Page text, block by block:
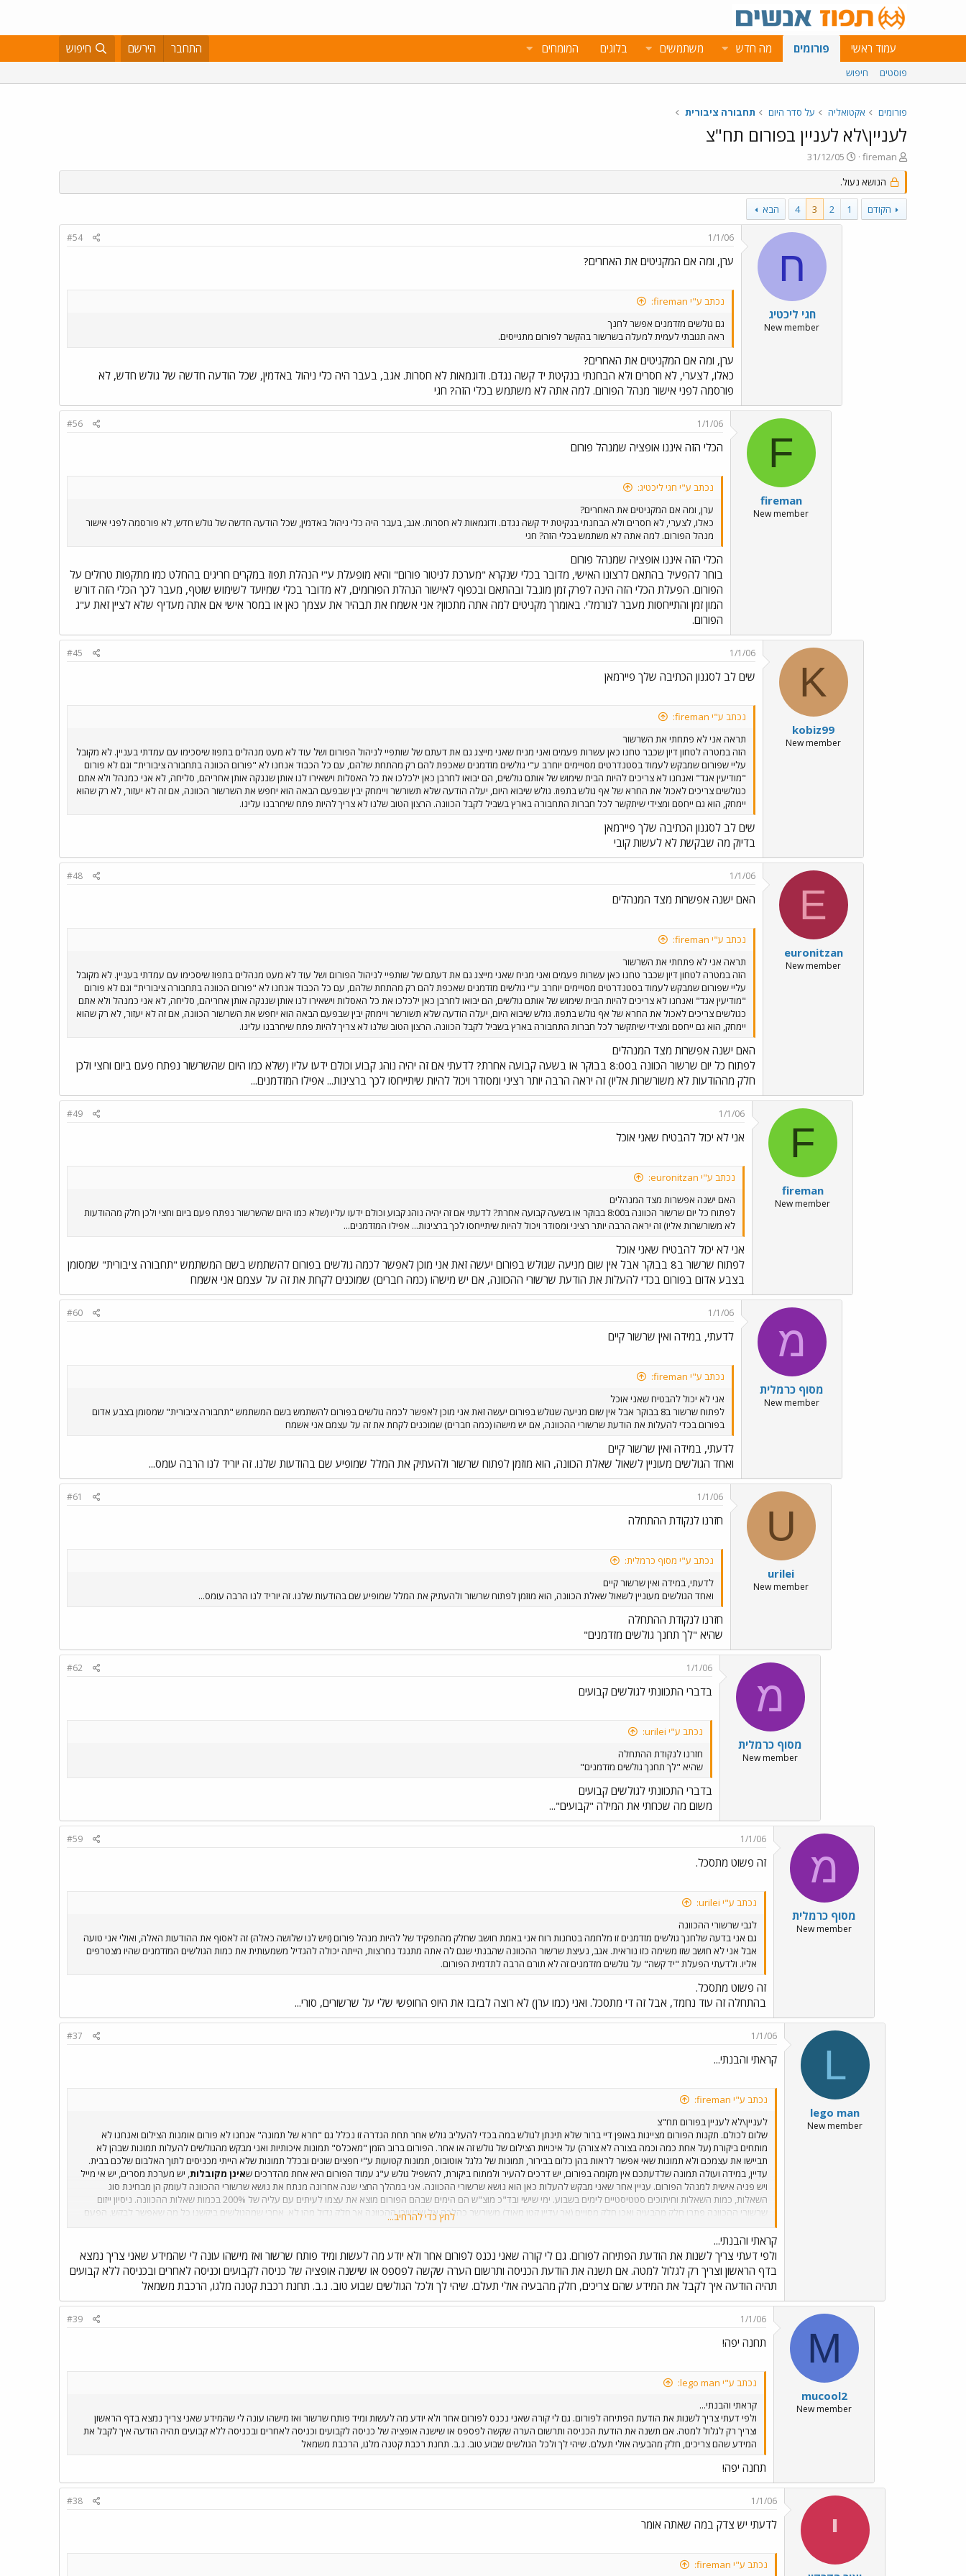
עמוד ראשי פורומים מה חדש משתמשים בלוגים המומחים התחבר הירשם חיפוש
פוסטים חיפוש
פורומים אקטואליה על סדר היום תחבורה ציבורית
לעניין\לא לעניין בפורום תח"צ
פ
ו
ת
ח
ה
נ
fireman
פ
ו
ר
ס
ב
31/12/05
הנושא נעול.
הקודם 1
2
3
4 הבא
ח
חגי ליכטיג
New member
1/1/06
#54
ערן, ומה אם המקניטים את האחרים?
נכתב ע"י fireman:
גם גולשים מזדמנים אפשר לחנך
ראה תגובתי לעמית למעלה בשרשור בהקשר לפורום מתגייסים.
ערן, ומה אם המקניטים את האחרים?
כאלו, לצערי, לא חסרים ולא הבחנתי בנקיטת יד קשה נגדם. ודוגמאות לא חסרות. אגב, בעבר היה כלי ניהול באדמין, שכל הודעה חדשה של גולש חדש, לא
פורסמה לפני אישור מנהל הפורום. למה אתה לא משתמש בכלי הזה? חגי
F
fireman
New member
1/1/06
#56
הכלי הזה איננו אופציה שמנהל פורום
נכתב ע"י חגי ליכטיג:
ערן, ומה אם המקניטים את האחרים?
כאלו, לצערי, לא חסרים ולא הבחנתי בנקיטת יד קשה נגדם. ודוגמאות לא חסרות. אגב, בעבר היה כלי ניהול באדמין, שכל הודעה חדשה של גולש חדש, לא פורסמה לפני אישור
מנהל הפורום. למה אתה לא משתמש בכלי הזה? חגי
הכלי הזה איננו אופציה שמנהל פורום
בוחר להפעיל בהתאם לרצונו האישי, מדובר בכלי שנקרא "מערכת לניטור פורום" והיא מופעלת ע"י הנהלת תפוז במקרים חריגים בהחלט כמו מתקפות טרולים על
הפורום. הפעלת הכלי הזה הינה לפרק זמן מוגבל ובהתאם ובכפוף לאישור הנהלת הפורומים, לא מדובר בכלי שמיועד לשימוש שוטף, מעבר לכך הכלי הזה דורש
המון זמן והתייחסות מעבר לנורמלי. באומרך מקניטים למה אתה מתכוון? אני אשמח את תבהיר את עצמך כאן או במסר אישי אם אתה מעדיף שלא לציין זאת ע"ג
הפורום.
K
kobiz99
New member
1/1/06
#45
שים לב לסגנון הכתיבה שלך פיירמאן
נכתב ע"י fireman:
תראה אני לא פתחתי את השרשור
הזה במטרה לטחון דיון שכבר טחנו כאן עשרות פעמים ואני מניח שאני מייצג גם את דעתם של שותפיי לניהול הפורום ושל עוד לא מעט מנהלים בתפוז שיסכימו עם עמדתי בעניין. לא מקובל
עליי שפורום שמבקש לעמוד בסטנדרטים מסויימים יוחרב ע"י גולשים מזדמנים שאכפת להם רק מהתחת שלהם, עם כל הכבוד אנחנו לא "פורום הכוונה בתחבורה ציבורית" וגם לא פורום
"מודיעין אגד" ואנחנו לא צריכים להיות הבית שימוש של אותם גולשים, הם יבואו לחרבן כאן ילכלכו את כל האסלות וישאירו לנו אותן שננקה אותן אחריהם, סליחה, לא אני כמנהל ולא אתם
כגולשים צריכים לאכול את החרא של אף גולש בתפוז. גולש שיבוא היום, יעלה הודעה שלא תשורשר ויימחק יבין שבפעם הבאה הוא יחפש את השרשור הכוונה, אם זה לא יעזור, לא רק שהוא
יימחק, הוא גם ייחסם ומצידי שיתקשר לכל חברות התחבורה בארץ בשביל לקבל הכוונה. הרצון הטוב שלנו לא צריך להיות פתח שיחרבנו עלינו.
שים לב לסגנון הכתיבה שלך פיירמאן
בדיוק מה שבקשת לא לעשות קובי
E
euronitzan
New member
1/1/06
#48
האם ישנה אפשרות מצד המנהלים
נכתב ע"י fireman:
תראה אני לא פתחתי את השרשור
הזה במטרה לטחון דיון שכבר טחנו כאן עשרות פעמים ואני מניח שאני מייצג גם את דעתם של שותפיי לניהול הפורום ושל עוד לא מעט מנהלים בתפוז שיסכימו עם עמדתי בעניין. לא מקובל
עליי שפורום שמבקש לעמוד בסטנדרטים מסויימים יוחרב ע"י גולשים מזדמנים שאכפת להם רק מהתחת שלהם, עם כל הכבוד אנחנו לא "פורום הכוונה בתחבורה ציבורית" וגם לא פורום
"מודיעין אגד" ואנחנו לא צריכים להיות הבית שימוש של אותם גולשים, הם יבואו לחרבן כאן ילכלכו את כל האסלות וישאירו לנו אותן שננקה אותן אחריהם, סליחה, לא אני כמנהל ולא אתם
כגולשים צריכים לאכול את החרא של אף גולש בתפוז. גולש שיבוא היום, יעלה הודעה שלא תשורשר ויימחק יבין שבפעם הבאה הוא יחפש את השרשור הכוונה, אם זה לא יעזור, לא רק שהוא
יימחק, הוא גם ייחסם ומצידי שיתקשר לכל חברות התחבורה בארץ בשביל לקבל הכוונה. הרצון הטוב שלנו לא צריך להיות פתח שיחרבנו עלינו.
האם ישנה אפשרות מצד המנהלים
לפתוח כל יום שרשור הכוונה ב8:00 בבוקר או בשעה קבועה אחרת? לדעתי אם זה יהיה נוהג קבוע וכולם ידעו עליו (שלא כמו היום שהשרשור נפתח פעם ביום וחצי ולכן
חלק מההודעות לא משורשרות אליו) זה יראה הרבה יותר רציני ומסודר ויכול להיות שיתייחסו לכך ברצינות... אפילו המזדמנים...
F
fireman
New member
1/1/06
#49
אני לא יכול להבטיח שאני אוכל
נכתב ע"י euronitzan:
האם ישנה אפשרות מצד המנהלים
לפתוח כל יום שרשור הכוונה ב8:00 בבוקר או בשעה קבועה אחרת? לדעתי אם זה יהיה נוהג קבוע וכולם ידעו עליו (שלא כמו היום שהשרשור נפתח פעם ביום וחצי ולכן חלק מההודעות
לא משורשרות אליו) זה יראה הרבה יותר רציני ומסודר ויכול להיות שיתייחסו לכך ברצינות... אפילו המזדמנים...
אני לא יכול להבטיח שאני אוכל
לפתוח שרשור ב8 בבוקר אבל אין שום מניעה שגולש בפורום יעשה זאת אני מוכן לאפשר לכמה גולשים בפורום להשתמש בשם המשתמש "תחבורה ציבורית" שמסומן
בצבע אדום בפורום בכדי להעלות את הודעת שרשורי ההכוונה, אם יש מישהו (כמה חברים) שמוכנים לקחת את זה על עצמם אני אשמח
מ
מסוף כרמלית
New member
1/1/06
#60
לדעתי, במידה ואין שרשור קיים
נכתב ע"י fireman:
אני לא יכול להבטיח שאני אוכל
לפתוח שרשור ב8 בבוקר אבל אין שום מניעה שגולש בפורום יעשה זאת אני מוכן לאפשר לכמה גולשים בפורום להשתמש בשם המשתמש "תחבורה ציבורית" שמסומן בצבע אדום
בפורום בכדי להעלות את הודעת שרשורי ההכוונה, אם יש מישהו (כמה חברים) שמוכנים לקחת את זה על עצמם אני אשמח
לדעתי, במידה ואין שרשור קיים
ואחד הגולשים מעוניין לשאול שאלת הכוונה, הוא מוזמן לפתוח שרשור ולהעתיק את המלל שמופיע שם בהודעות שלנו. זה יוריד לנו הרבה עומס...
U
urilei
New member
1/1/06
#61
חזרנו לנקודת ההתחלה
נכתב ע"י מסוף כרמלית:
לדעתי, במידה ואין שרשור קיים
ואחד הגולשים מעוניין לשאול שאלת הכוונה, הוא מוזמן לפתוח שרשור ולהעתיק את המלל שמופיע שם בהודעות שלנו. זה יוריד לנו הרבה עומס...
חזרנו לנקודת ההתחלה
שהיא "לך תחנך גולשים מזדמנים"
מ
מסוף כרמלית
New member
1/1/06
#62
בדברי התכוונתי לגולשים קבועים
נכתב ע"י urilei:
חזרנו לנקודת ההתחלה
שהיא "לך תחנך גולשים מזדמנים"
בדברי התכוונתי לגולשים קבועים
משום מה שכחתי את המילה "קבועים"...
מ
מסוף כרמלית
New member
1/1/06
#59
זה פשוט מתסכל.
נכתב ע"י urilei:
לגבי שרשורי ההכוונה
גם אני בדעה שלחנך גולשים מזדמנים זו מלחמה בטחנות רוח אני באמת חושב שחלק מהתפקיד של להיות מנהל פורום (ויש לנו שלושה כאלה) זה לאסוף את ההודעות האלה, ואולי אני טועה
אבל אני לא חושב שזו משימה כזו נוראית. אגב, נעיצת שרשור ההכוונה שהבנתי שגם לה אתה מתנגד נחרצות, הייתה יכולה להגדיל משמעותית את כמות הגולשים המזדמנים שהיו מצטרפים
אליו. ולדעתי הפעלת "יד קשה" על גולשים מזדמנים זה לא תורם הרבה לתדמית הפורום.
זה פשוט מתסכל.
בהתחלה זה עוד נחמד, אבל זה די מתסכל. ואני (כמו ערן) לא רוצה לבזבז את היופ החופשי שלי על שרשורים, סורי...
L
lego man
New member
1/1/06
#37
קראתי והבנתי...
נכתב ע"י fireman:
לעניין\לא לעניין בפורום תח"צ
שלום לכולם. תקנות הפורום מציינות באופן דיי ברור שלא תינתן לגולש במה בכדי להעליב גולש אחר תחת הגדרה זו נכלל גם "חרא של תמונה" אנחנו לא פורום אומנות הצילום ואנחנו לא
מותחים ביקורת (על אחת כמה וכמה בצורה לא צורה) על איכויות הצילום של גולש זה או אחר. הפורום ברוב הזמן "מאכלס" תמונות איכותיות ואני מבקש מהגולשים להעלות תמונות שבהן לא
תביישו את עצמכם ולא תמונות שאי אפשר לראות בהן כלום בבירור, תמונות של גלגל אוטובוס, תמונות קטועות ע"י חפצים שונים ובכלל תמונות שלא הייתי מכניסים לתוך האלבום שלכם בבית.
עדיין, במידה ועולה תמונה שלדעתכם אין מקומה בפורום, יש דרכים להעיר ולמתוח ביקורת, להשפיל גולש ע"ג עמוד הפורום היא אחת מהדרכים שאינן מקובלות , יש מערכת מסרים, יש אי מייל
ויש פניה אישית למנהל הפורום. עניין אחר שאני מבקש להעלות כאן הוא נושא שרשורי ההכוונה. אני במהלך החצי שנה אחרונה מנתח את נושא שרשורי ההכוונה לעומק הן מבחינת סוג
השאלות, כמות השאלות וחיתוכים סטטיסטיים לימים בשבוע. ימי שישי ובד"כ מוצ"ש הם הימים שבהם הפורום מוצא את עצמו לעיתים עם עליה של 200% בכמות שאלות ההכוונה. ניסיון ייזום
שרשורי ההכוונה פתרו חלק מהבעיה ואכן חלק מסויים (אך עדיין קטן מאוד) משורשר כהלכה אל שרשורי ההכוונה אך חלק גדול מהן לא. אחרי שמהגולשים ביקשנו כל מה שאפשר לבקש, הפעם
כל עוד יש בפורום שרשור שאלות הכוונה ועדיין עולות בפורום שאלות הכוונה שאינן משורשרות כהלכה אני
מבקש שלא לסייע לאותם גולשים, אם אין שרשור הכוונה ראו בקשה זו כבטלה ומבוטלת
את הפורום עם בלאגן שרשורי ההכוונה ובצורה כזו או אחרת גולשי הפורום הקבועים נותנים לזה יד. שתהיה לכולנו שנה אזרחית טובה ושבוע מצויין.אני אשמח אם תאשרו שקראתם את
ההודעה ע"י הוספת תגובה להודעה
לחץ כדי להרחיב...
קראתי והבנתי...
ולפי דעתי צריך לשנות את הודעת הפתיחה לפורום. גם לי קורה שאני נכנס לפורום אחר ולא יודע מה לעשות ומיד פותח שרשור ואז מישהו עונה לי שהמידע שאני צריך נמצא
בדף הראשון וצריך רק לגלול למטה. אם תשנה את הודעת הכניסה ותרשום הערה שקשה לפספס או שישנה אופציה של כניסה לקבועים וכניסה לאחרים ובכניסה ללא קבועים
תהיה הודעה איך לקבל את המידע שהם צריכים, חלק מהבעיה אולי תעלם. שיהי לך ולכל הגולשים שבוע טוב. נ.ב. תחנת רכבת קטנה מלגו, הרכבת משמאל
M
mucool2
New member
1/1/06
#39
תחנה יפה!
נכתב ע"י lego man:
קראתי והבנתי...
ולפי דעתי צריך לשנות את הודעת הפתיחה לפורום. גם לי קורה שאני נכנס לפורום אחר ולא יודע מה לעשות ומיד פותח שרשור ואז מישהו עונה לי שהמידע שאני צריך נמצא בדף הראשון
וצריך רק לגלול למטה. אם תשנה את הודעת הכניסה ותרשום הערה שקשה לפספס או שישנה אופציה של כניסה לקבועים וכניסה לאחרים ובכניסה ללא קבועים תהיה הודעה איך לקבל את
המידע שהם צריכים, חלק מהבעיה אולי תעלם. שיהי לך ולכל הגולשים שבוע טוב. נ.ב. תחנת רכבת קטנה מלגו, הרכבת משמאל
תחנה יפה!
י
1/1/06
#38
לדעתי יש צדק במה שאתה אומר
נכתב ע"י fireman: